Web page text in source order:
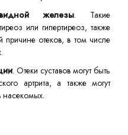
железы. Такие
или гипертиреоз, также
причине отеков, в том числе
. Отеки суставов могут быть
артрита, а также могут
насекомых.